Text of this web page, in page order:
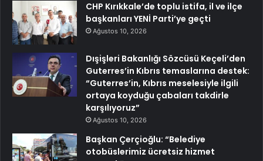
CHP Kırıkkale’de toplu istifa, il ve ilçe
başkanları YENİ Parti’ye geçti
Ağustos 10, 2026
Dışişleri Bakanlığı Sözcüsü Keçeli’den
Guterres’in Kıbrıs temaslarına destek:
“Guterres’in, Kıbrıs meselesiyle ilgili
ortaya koyduğu çabaları takdirle
karşılıyoruz”
Ağustos 10, 2026
Başkan Çerçioğlu: “Belediye
otobüslerimiz ücretsiz hizmet